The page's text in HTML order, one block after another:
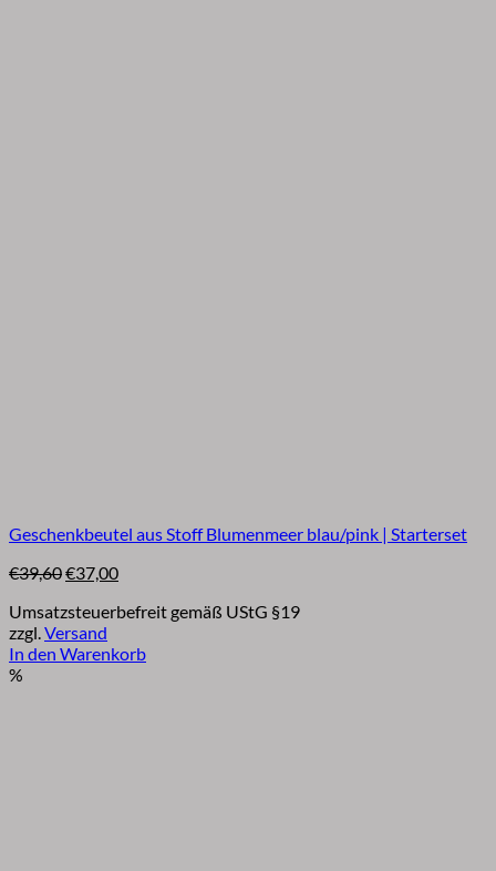
Geschenkbeutel aus Stoff Blumenmeer blau/pink | Starterset
€39,60Ursprünglicher
war:
€39,60
€37,00Aktueller
ist:
Umsatzsteuerbefreit gemäß UStG §19
zzgl.Versand
In den Warenkorb
%